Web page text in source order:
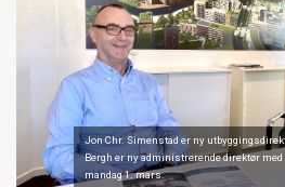
Jon Chr. Simenstad er ny
Bergh er ny administrerende direktør
mandag 1. mars.